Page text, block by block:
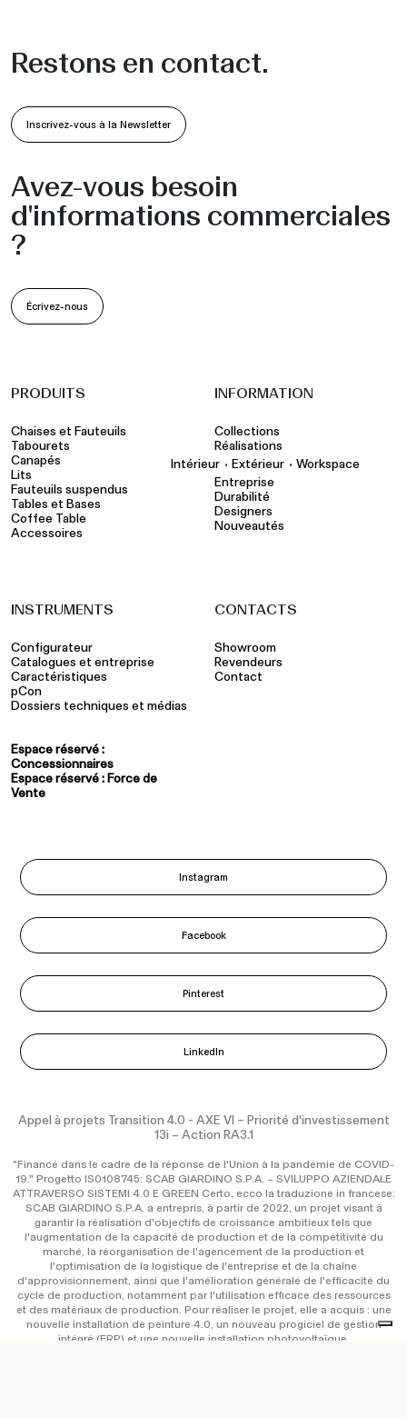
Restons en contact.
Inscrivez-vous à la Newsletter
Avez-vous besoin
d'informations commerciales
?
Écrivez-nous
PRODUITS
Chaises et Fauteuils
Tabourets
Canapés
Lits
Fauteuils suspendus
Tables et Bases
Coffee Table
Accessoires
INFORMATION
Collections
Réalisations
Intérieur • Extérieur • Workspace
Entreprise
Durabilité
Designers
Nouveautés
INSTRUMENTS
Configurateur
Catalogues et entreprise
Caractéristiques
pCon
Dossiers techniques et médias
Espace réservé :
Concessionnaires
Espace réservé : Force de
Vente
CONTACTS
Showroom
Revendeurs
Contact
Instagram
Facebook
Pinterest
LinkedIn
Appel à projets Transition 4.0 - AXE VI – Priorité d'investissement
13i – Action RA3.1
"Financé dans le cadre de la réponse de l'Union à la pandémie de COVID-
19." Progetto IS0108745: SCAB GIARDINO S.P.A. – SVILUPPO AZIENDALE
ATTRAVERSO SISTEMI 4.0 E GREEN Certo, ecco la traduzione in francese:
SCAB GIARDINO S.P.A. a entrepris, à partir de 2022, un projet visant à
garantir la réalisation d'objectifs de croissance ambitieux tels que
l'augmentation de la capacité de production et de la compétitivité du
marché, la réorganisation de l'agencement de la production et
l'optimisation de la logistique de l'entreprise et de la chaîne
d'approvisionnement, ainsi que l'amélioration générale de l'efficacité du
cycle de production, notamment par l'utilisation efficace des ressources
et des matériaux de production. Pour réaliser le projet, elle a acquis : une
nouvelle installation de peinture 4.0, un nouveau progiciel de gestion
intégré (ERP) et une nouvelle installation photovoltaïque.